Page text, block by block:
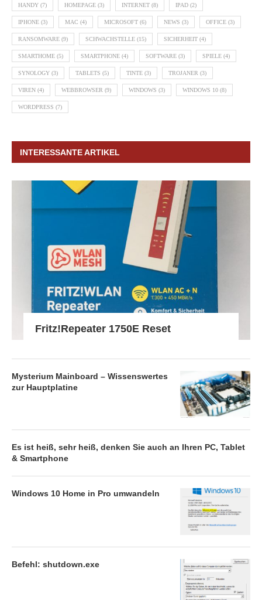
HANDY (7) HOMEPAGE (3) INTERNET (8) IPAD (2)
IPHONE (3) MAC (4) MICROSOFT (6) NEWS (3) OFFICE (3)
RANSOMWARE (9) SCHWACHSTELLE (15) SICHERHEIT (4)
SMARTHOME (5) SMARTPHONE (4) SOFTWARE (3) SPIELE (4)
SYNOLOGY (3) TABLETS (5) TINTE (3) TROJANER (3)
VIREN (4) WEBBROWSER (9) WINDOWS (3) WINDOWS 10 (8)
WORDPRESS (7)
INTERESSANTE ARTIKEL
Fritz!Repeater 1750E Reset
Mysterium Mainboard – Wissenswertes
zur Hauptplatine
Es ist heiß, sehr heiß, denken Sie auch an Ihren PC, Tablet
& Smartphone
Windows 10 Home in Pro umwandeln
Befehl: shutdown.exe